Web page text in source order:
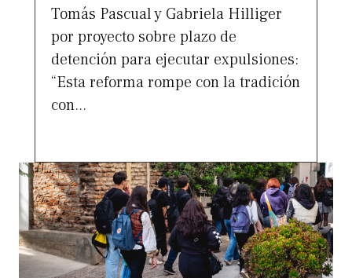
Tomás Pascual y Gabriela Hilliger
por proyecto sobre plazo de
detención para ejecutar expulsiones:
“Esta reforma rompe con la tradición
con...